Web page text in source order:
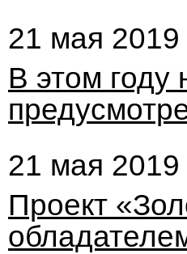
21 мая 2019
В этом году
21 мая 2019
Проект